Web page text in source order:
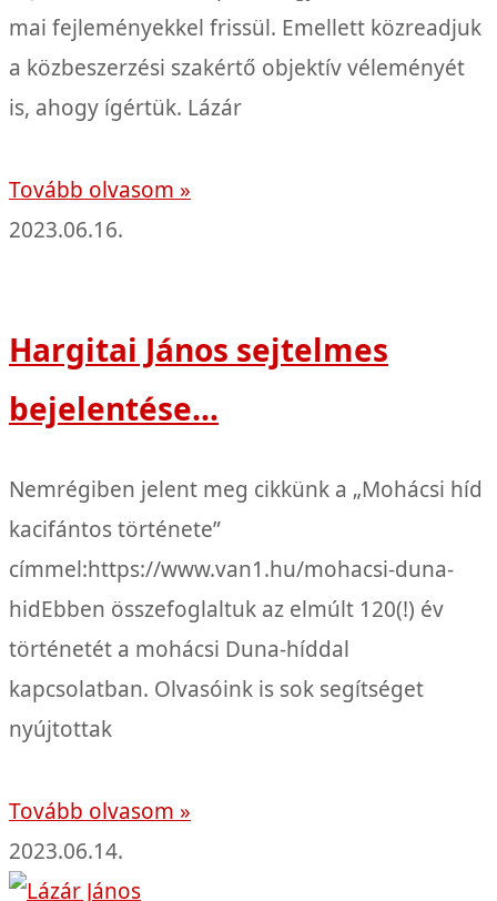
mai fejleményekkel frissül. Emellett közreadjuk
a közbeszerzési szakértő objektív véleményét
is, ahogy ígértük. Lázár
Tovább olvasom »
2023.06.16.
Hargitai János sejtelmes
bejelentése…
Nemrégiben jelent meg cikkünk a „Mohácsi híd
kacifántos története”
címmel:https://www.van1.hu/mohacsi-duna-
hidEbben összefoglaltuk az elmúlt 120(!) év
történetét a mohácsi Duna-híddal
kapcsolatban. Olvasóink is sok segítséget
nyújtottak
Tovább olvasom »
2023.06.14.